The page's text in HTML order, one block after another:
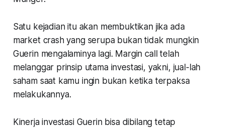
Satu kejadian itu akan membuktikan jika ada
market crash yang serupa bukan tidak mungkin
Guerin mengalaminya lagi. Margin call telah
melanggar prinsip utama investasi, yakni, jual-lah
saham saat kamu ingin bukan ketika terpaksa
melakukannya.
Kinerja investasi Guerin bisa dibilang tetap